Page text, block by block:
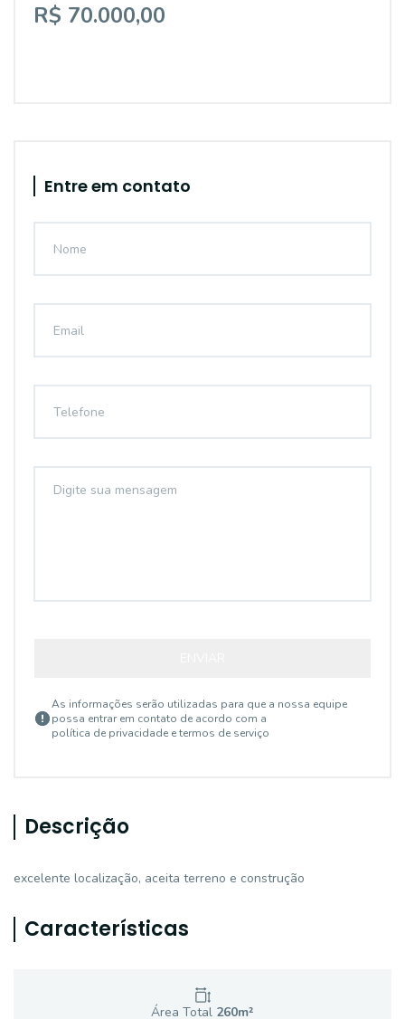
R$ 70.000,00
Entre em contato
As informações serão utilizadas para que a nossa equipe
possa entrar em contato de acordo com a
política de privacidade e termos de serviço
Descrição
excelente localização, aceita terreno e construção
Características
Área Total 260m²